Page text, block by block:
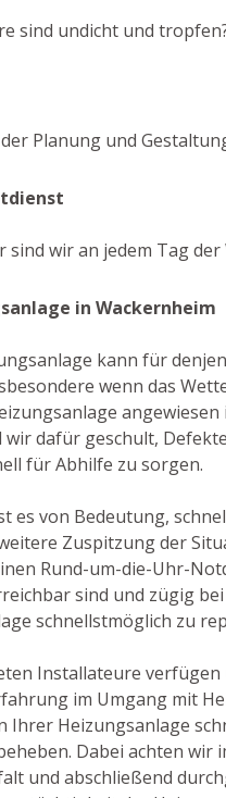
sind undicht und
Planung und
sind wir an jedem Tag
in Wackernheim
kann für
wenn das
angewiesen
wir dafür geschult,
für Abhilfe zu sorgen.
es von Bedeutung,
Zuspitzung der
Rund-um-die-Uhr-
sind und zügig
schnellstmöglich zu
Installateure
im Umgang mit
Ihrer Heizungsanlage
Dabei achten wir
und abschließend